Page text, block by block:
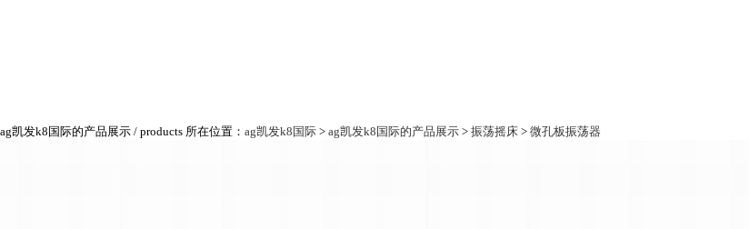
ag凯发k8国际的产品展示 / products 所在位置： ag凯发k8国际 > ag凯发k8国际的产品展示 > 振荡摇床 > 微孔板振荡器